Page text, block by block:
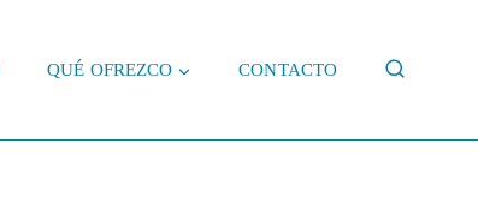
QUÉ OFREZCO CONTACTO